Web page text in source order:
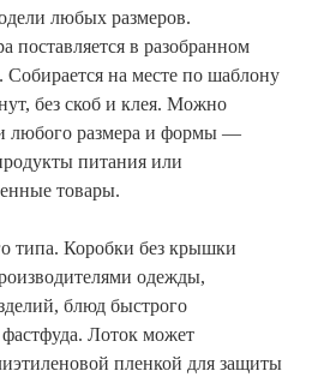
любых размеров.
поставляется в разобранном
Собирается на месте по шаблону
без скоб и клея. Можно
любого размера и формы —
питания или
товары.
типа. Коробки без крышки
одежды,
блюд быстрого
Лоток может
пленкой для защиты